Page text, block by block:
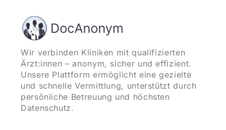
Wir verbinden Kliniken mit qualifizierten
Ärzt:innen – anonym, sicher und effizient.
Unsere Plattform ermöglicht eine gezielte
und schnelle Vermittlung, unterstützt durch
persönliche Betreuung und höchsten
Datenschutz.